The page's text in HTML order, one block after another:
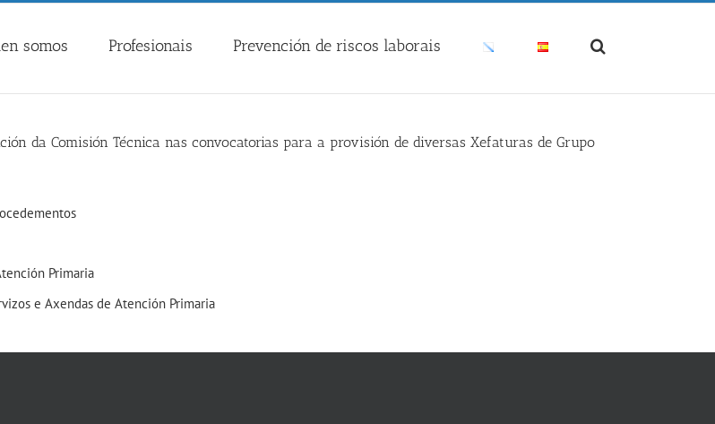
somos Profesionais Prevención de riscos laborais
da Comisión Técnica nas convocatorias para a provisión de diversas Xefaturas de Grupo
Primaria
e Axendas de Atención Primaria